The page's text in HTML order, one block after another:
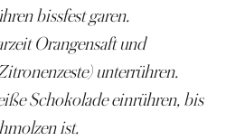
bissfest garen.
Orangensaft und
unterrühren.
Schokolade einrühren, bis
ist.